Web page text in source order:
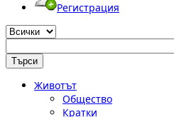
Регистрация
Животът
Общество
Кратки